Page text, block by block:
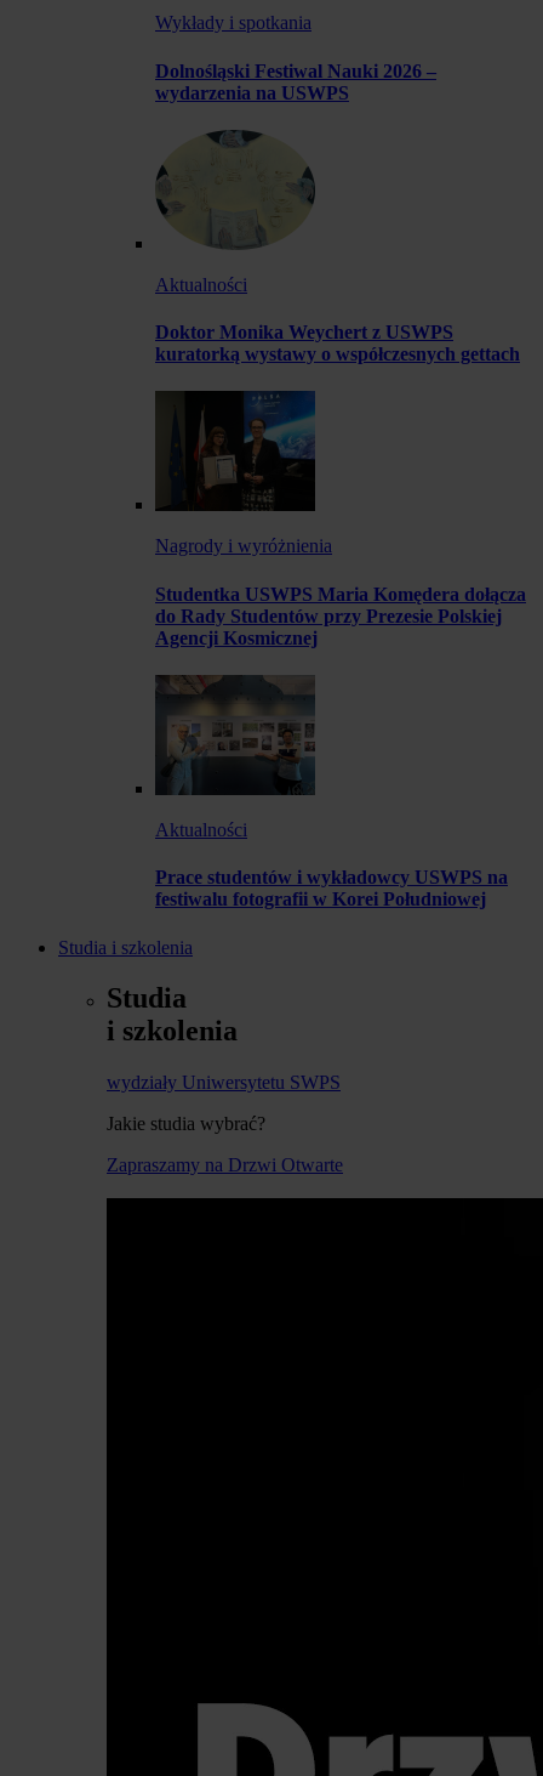
Wykłady i spotkania
Dolnośląski Festiwal Nauki 2026 –
wydarzenia na USWPS
Aktualności
Doktor Monika Weychert z USWPS
kuratorką wystawy o współczesnych gettach
Nagrody i wyróżnienia
Studentka USWPS Maria Komędera dołącza
do Rady Studentów przy Prezesie Polskiej
Agencji Kosmicznej
Aktualności
Prace studentów i wykładowcy USWPS na
festiwalu fotografii w Korei Południowej
Studia i szkolenia
Studia
i szkolenia
wydziały Uniwersytetu SWPS
Jakie studia wybrać?
Zapraszamy na Drzwi Otwarte